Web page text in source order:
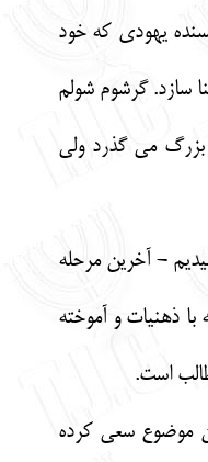
یهودی که خود
یهود آشنا سازد. گرشوم شولم
بزرگ می گذرد ولی
- آخرین مرحله
ذهنیات و آموخته
است.
موضوع سعی کرده